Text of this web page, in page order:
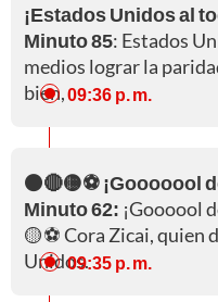
¡Estados Unidos al
Minuto 85: Estados
medios lograr la
bien,09:36 p. m.
⚫🔴🟡⚽ ¡Gooooool
Minuto 62: ¡Goooool
🟡⚽ Cora Zicai, quien
Unidos.09:35 p. m.